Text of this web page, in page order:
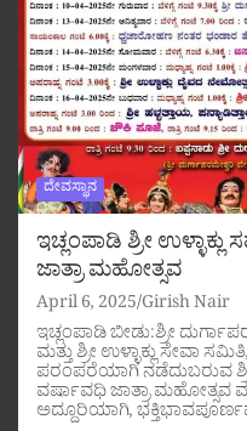
ದೇವಸ್ಥಾನ
ಇಚ್ಲಂಪಾಡಿ ಶ್ರೀ
ಜಾತ್ರಾ ಮಹೋತ್ಸವ
April 6, 2025 Girish Nair
ಇಚ್ಲಂಪಾಡಿ ಬೀಡು:ಶ್ರೀ
ಮತ್ತು ಶ್ರೀ ಉಳ್ಳಾಕ್ಲು ಸೇವಾ
ಪರಂಪರೆಯಾಗಿ ನಡೆದುಬರುವ
ವರ್ಷಾವಧಿ ಜಾತ್ರಾ ಮಹೋತ್ಸವ
ಅದ್ದೂರಿಯಾಗಿ,